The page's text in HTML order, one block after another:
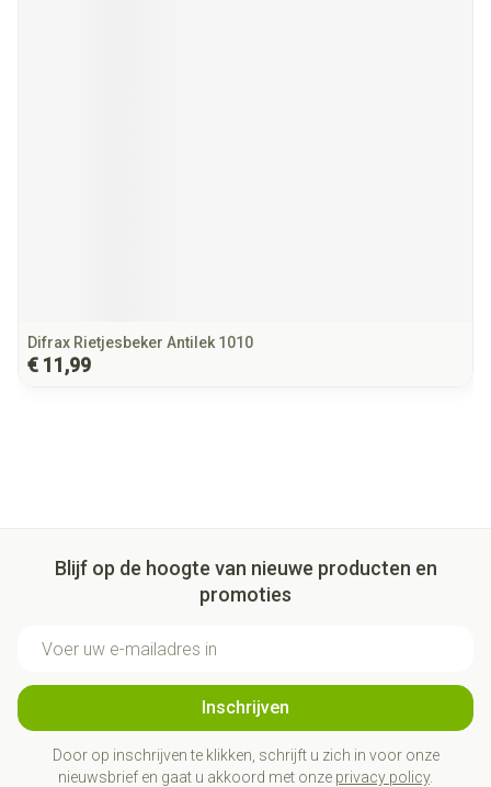
Difrax Rietjesbeker Antilek 1010
€ 11,99
Blijf op de hoogte van nieuwe producten en
promoties
Inschrijven
Door op inschrijven te klikken, schrijft u zich in voor onze
nieuwsbrief en gaat u akkoord met onze privacy policy.